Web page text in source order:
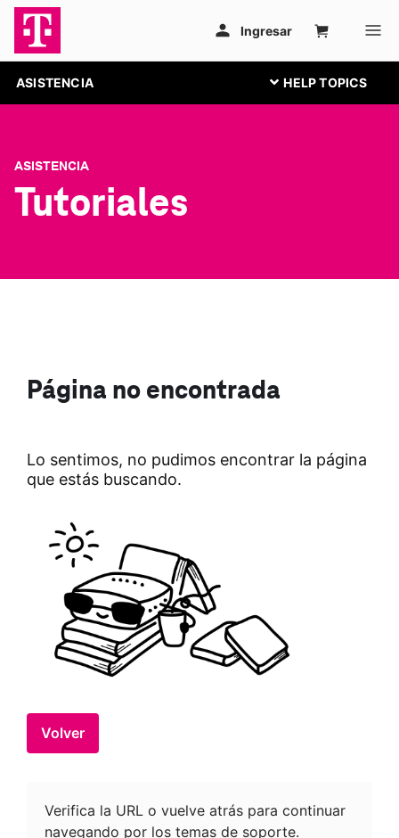
ASISTENCIA
ASISTENCIA
Tutoriales